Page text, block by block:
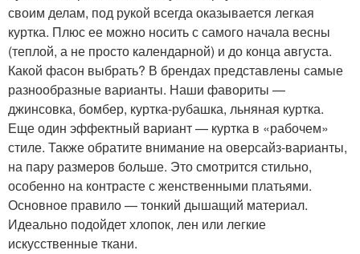
своим делам, под рукой всегда оказывается легкая
куртка. Плюс ее можно носить с самого начала весны
(теплой, а не просто календарной) и до конца августа.
Какой фасон выбрать? В брендах представлены самые
разнообразные варианты. Наши фавориты —
джинсовка, бомбер, куртка-рубашка, льняная куртка.
Еще один эффектный вариант — куртка в «рабочем»
стиле. Также обратите внимание на оверсайз-варианты,
на пару размеров больше. Это смотрится стильно,
особенно на контрасте с женственными платьями.
Основное правило — тонкий дышащий материал.
Идеально подойдет хлопок, лен или легкие
искусственные ткани.